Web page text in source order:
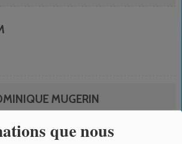
que nous
MUGERIN